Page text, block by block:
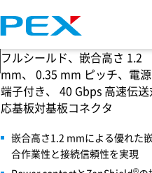
フルシールド、嵌合高さ 1.2
mm、 0.35 mm ピッチ、電源
端子付き、 40 Gbps 高速伝
応基板対基板コネクタ
嵌合高さ1.2 mmによる優れた
合作業性と接続信頼性を実現
®